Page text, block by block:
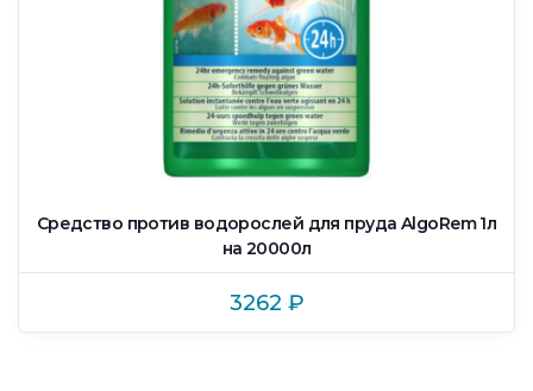
Средство против водорослей для пруда AlgoRem 1л
на 20000л
3262 ₽